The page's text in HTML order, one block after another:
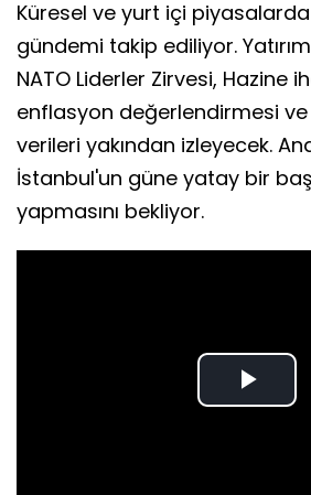
Küresel ve yurt içi
gündemi takip ediliyor.
NATO Liderler Zirvesi, Hazine
enflasyon değerlendirmesi ve
verileri yakından izleyecek.
İstanbul'un güne yatay bir
yapmasını bekliyor.
Play